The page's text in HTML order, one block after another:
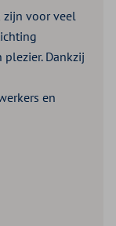
zijn voor veel
Dankzij
en